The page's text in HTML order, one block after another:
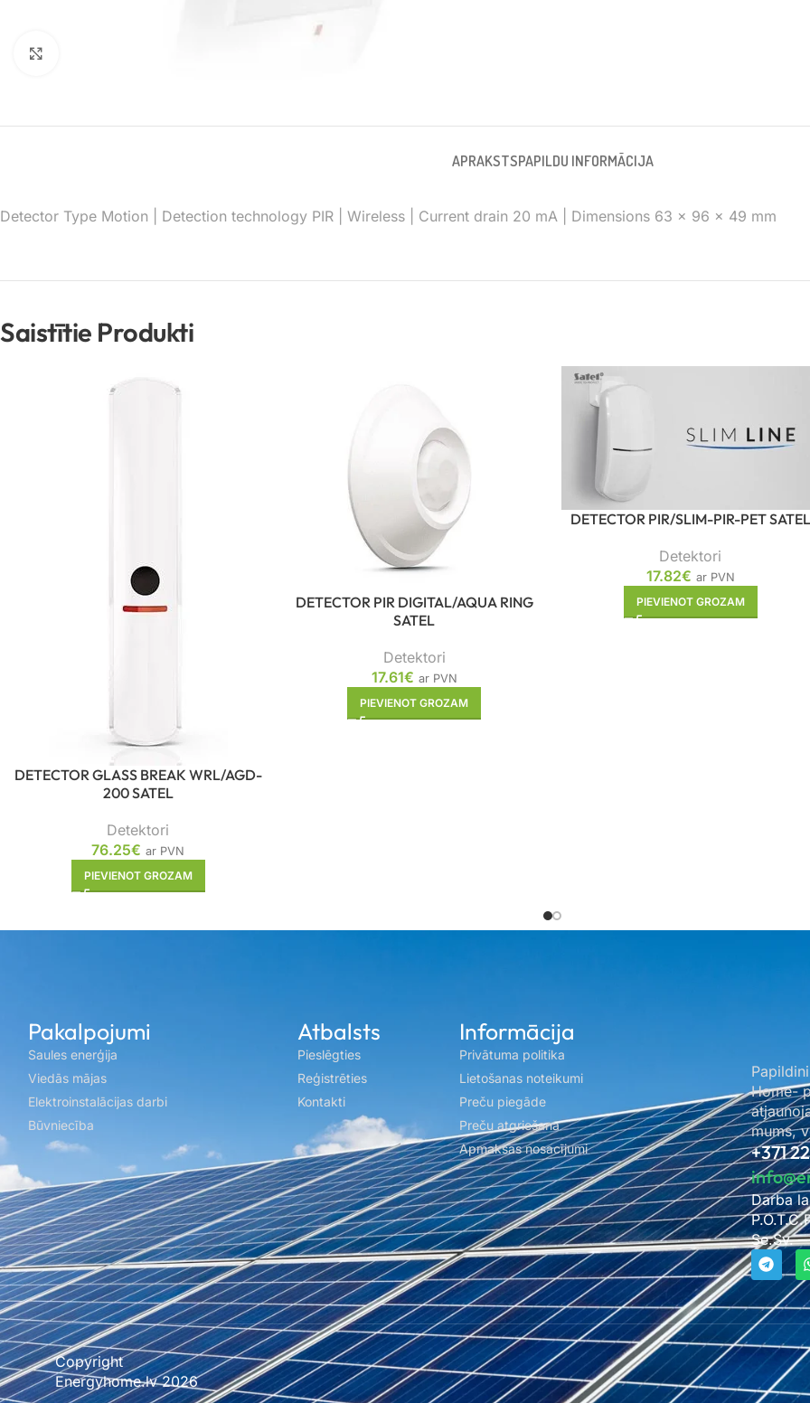
APRAKSTSPAPILDU INFORMĀCIJA
Detector Type Motion | Detection technology PIR | Wireless | Current drain 20 mA | Dimensions 63 x 96 x 49 mm
Saistītie Produkti
DETECTOR GLASS BREAK WRL/AGD-
200 SATEL
Detektori
76.25€ ar PVN
PIEVIENOT GROZAM
DETECTOR PIR DIGITAL/AQUA RING
SATEL
Detektori
17.61€ ar PVN
PIEVIENOT GROZAM
DETECTOR PIR/SLIM-PIR-PET SATEL
Detektori
17.82€ ar PVN
PIEVIENOT GROZAM
Pakalpojumi
Saules enerģija
Viedās mājas
Elektroinstalācijas darbi
Būvniecība
Atbalsts
Pieslēgties
Reģistrēties
Kontakti
Informācija
Privātuma politika
Lietošanas noteikumi
Preču piegāde
Preču atgriešana
Apmaksas nosacījumi
Home-
mums,
+371
Darba
Se.Sv.
Copyright
Energyhome.lv 2026